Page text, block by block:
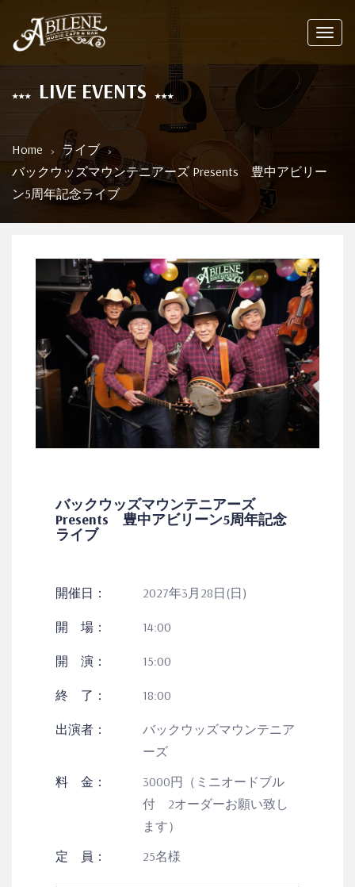
LIVE EVENTS
Home
ライブ
バックウッズマウンテニアーズ Presents 豊中アビリー
ン5周年記念ライブ
バックウッズマウンテニアーズ
Presents 豊中アビリーン5周年記念
ライブ
開催日： 2027年3月28日(日)
開 場： 14:00
開 演： 15:00
終 了： 18:00
出演者：
バックウッズマウンテニア
ーズ
料 金：
3000円（ミニオードブル
付 2オーダーお願い致し
ます）
定 員：
25名様